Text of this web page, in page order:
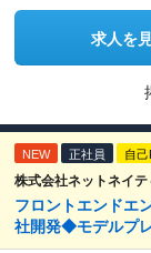
求人を
NEW 正社員 自
株式会社ネットネイ
フロントエンドエ
社開発◆モデルプ